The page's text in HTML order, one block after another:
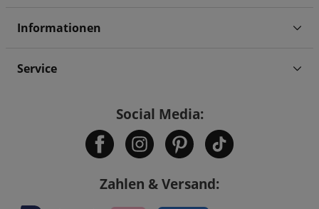
Informationen
Service
Social Media:
Zahlen & Versand: